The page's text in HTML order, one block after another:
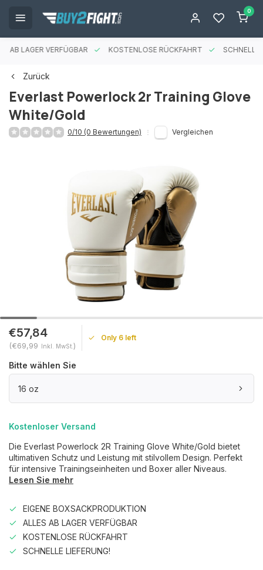
0
AB LAGER VERFÜGBAR KOSTENLOSE RÜCKFAHRT SCHNELLE
Zurück
Everlast Powerlock 2r Training Glove
White/Gold
0/10 (0 Bewertungen) Vergleichen
€57,84
(€69,99 Inkl. MwSt. )
Only 6 left
Bitte wählen Sie
16 oz
Kostenloser Versand
Die Everlast Powerlock 2R Training Glove White/Gold bietet
ultimativen Schutz und Leistung mit stilvollem Design. Perfekt
für intensive Trainingseinheiten und Boxer aller Niveaus.
Lesen Sie mehr
EIGENE BOXSACKPRODUKTION
ALLES AB LAGER VERFÜGBAR
KOSTENLOSE RÜCKFAHRT
SCHNELLE LIEFERUNG!